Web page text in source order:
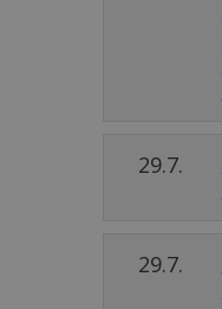
29.7.
29.7.